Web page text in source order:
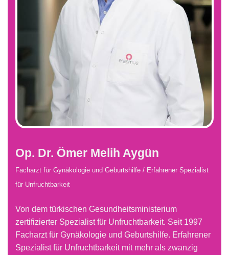
Op. Dr. Ömer Melih Aygün
Facharzt für Gynäkologie und Geburtshilfe / Erfahrener Spezialist
für Unfruchtbarkeit
Von dem türkischen Gesundheitsministerium
zertifizierter Spezialist für Unfruchtbarkeit. Seit 1997
Facharzt für Gynäkologie und Geburtshilfe. Erfahrener
Spezialist für Unfruchtbarkeit mit mehr als zwanzig